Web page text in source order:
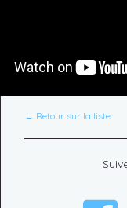
← Retour sur la liste